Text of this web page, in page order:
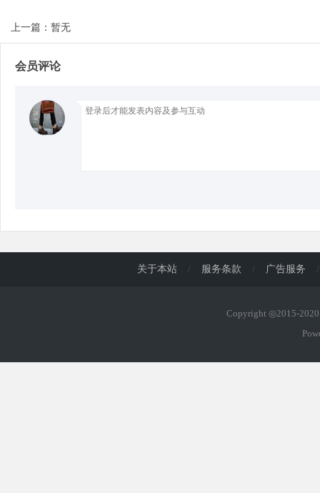
上一篇：暂无
会员评论
关于本站 / 服务条款 / 广告服务 /
Copyright ◎2015-